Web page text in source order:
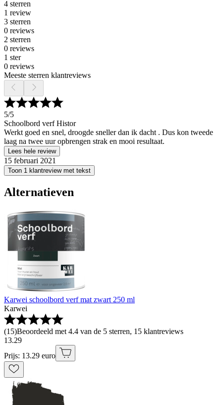
4 sterren
1 review
3 sterren
0 reviews
2 sterren
0 reviews
1 ster
0 reviews
Meeste sterren klantreviews
5/5
Schoolbord verf Histor
Werkt goed en snel, droogde sneller dan ik dacht . Dus kon tweede
laag na twee uur opbrengen strak en mooi resultaat.
Lees hele review
15 februari 2021
Toon 1 klantreview met tekst
Alternatieven
Karwei schoolbord verf mat zwart 250 ml
Karwei
(15)Beoordeeld met 4.4 van de 5 sterren, 15 klantreviews
13.29
Prijs: 13.29 euro